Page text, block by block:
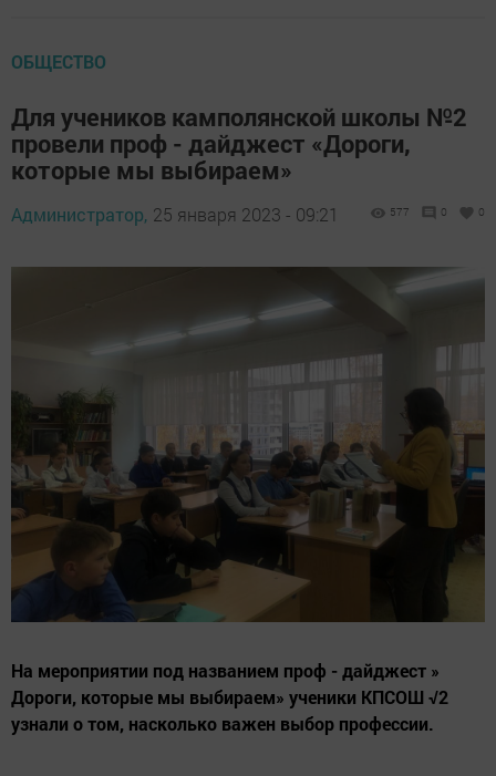
ОБЩЕСТВО
Для учеников камполянской школы №2
провели проф - дайджест «Дороги,
которые мы выбираем»
Администратор, 25 января 2023 - 09:21 577 0 0
На мероприятии под названием проф - дайджест »
Дороги, которые мы выбираем» ученики КПСОШ √2
узнали о том, насколько важен выбор профессии.